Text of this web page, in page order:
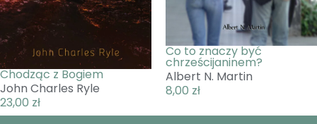
Chodząc z Bogiem
John Charles Ryle
23,00 zł
Co to znaczy być
chrześcijaninem?
Albert N. Martin
8,00 zł